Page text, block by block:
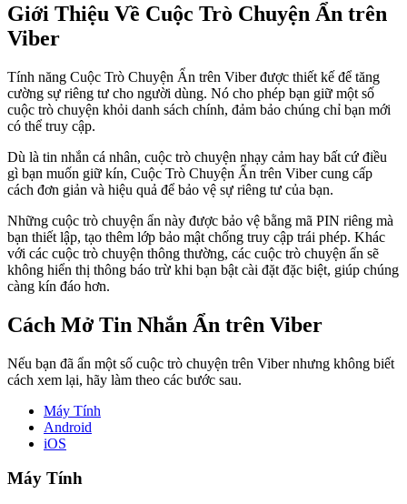
Giới Thiệu Về Cuộc Trò Chuyện Ẩn trên
Viber
Tính năng Cuộc Trò Chuyện Ẩn trên Viber được thiết kế để tăng
cường sự riêng tư cho người dùng. Nó cho phép bạn giữ một số
cuộc trò chuyện khỏi danh sách chính, đảm bảo chúng chỉ bạn mới
có thể truy cập.
Dù là tin nhắn cá nhân, cuộc trò chuyện nhạy cảm hay bất cứ điều
gì bạn muốn giữ kín, Cuộc Trò Chuyện Ẩn trên Viber cung cấp
cách đơn giản và hiệu quả để bảo vệ sự riêng tư của bạn.
Những cuộc trò chuyện ẩn này được bảo vệ bằng mã PIN riêng mà
bạn thiết lập, tạo thêm lớp bảo mật chống truy cập trái phép. Khác
với các cuộc trò chuyện thông thường, các cuộc trò chuyện ẩn sẽ
không hiển thị thông báo trừ khi bạn bật cài đặt đặc biệt, giúp chúng
càng kín đáo hơn.
Cách Mở Tin Nhắn Ẩn trên Viber
Nếu bạn đã ẩn một số cuộc trò chuyện trên Viber nhưng không biết
cách xem lại, hãy làm theo các bước sau.
Máy Tính
Android
iOS
Máy Tính